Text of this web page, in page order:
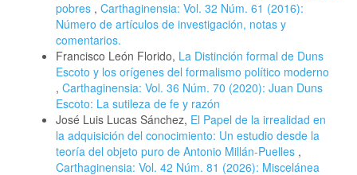
pobres , Carthaginensia: Vol. 32 Núm. 61 (2016):
Número de artículos de investigación, notas y
comentarios.
Francisco León Florido, La Distinción formal de Duns
Escoto y los orígenes del formalismo político moderno
, Carthaginensia: Vol. 36 Núm. 70 (2020): Juan Duns
Escoto: La sutileza de fe y razón
José Luis Lucas Sánchez, El Papel de la irrealidad en
la adquisición del conocimiento: Un estudio desde la
teoría del objeto puro de Antonio Millán-Puelles ,
Carthaginensia: Vol. 42 Núm. 81 (2026): Miscelánea